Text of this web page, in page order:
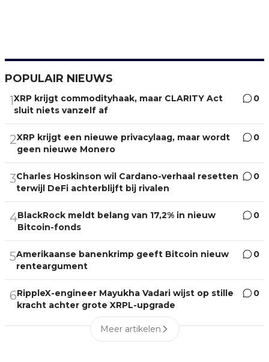
POPULAIR NIEUWS
1XRP krijgt commodityhaak, maar CLARITY Act
sluit niets vanzelf af
0
2XRP krijgt een nieuwe privacylaag, maar wordt
geen nieuwe Monero
0
3Charles Hoskinson wil Cardano-verhaal resetten
terwijl DeFi achterblijft bij rivalen
0
4BlackRock meldt belang van 17,2% in nieuw
Bitcoin-fonds
0
5Amerikaanse banenkrimp geeft Bitcoin nieuw
renteargument
0
6RippleX-engineer Mayukha Vadari wijst op stille
kracht achter grote XRPL-upgrade
0
Meer artikelen